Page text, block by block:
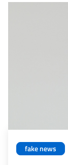
fake news